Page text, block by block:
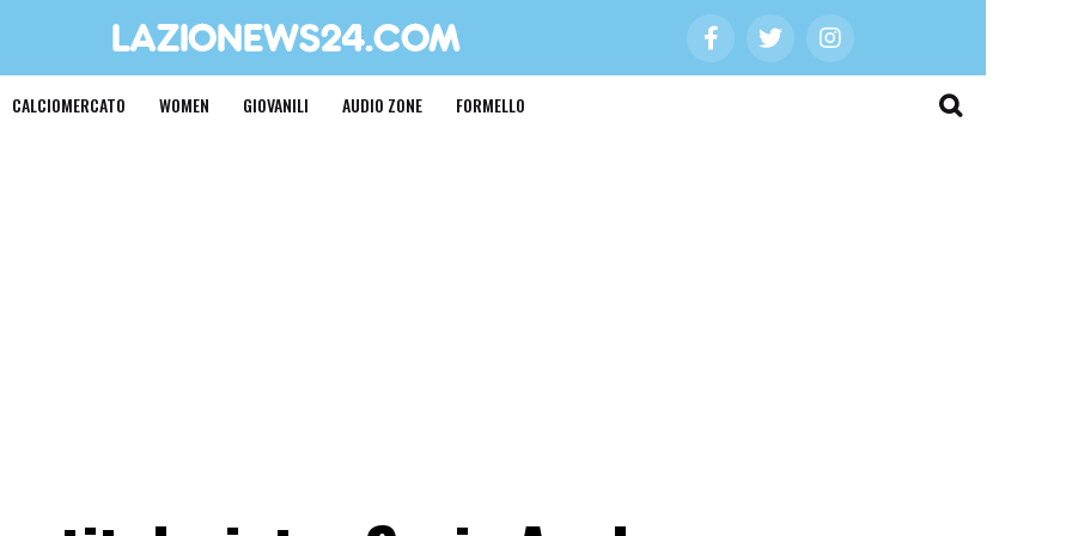
CALCIOMERCATO WOMEN GIOVANILI AUDIO ZONE FORMELLO